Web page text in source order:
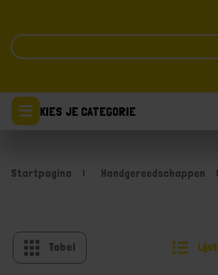
KIES JE CATEGORIE
Startpagina Handgereedschappen
Tabel Lijst